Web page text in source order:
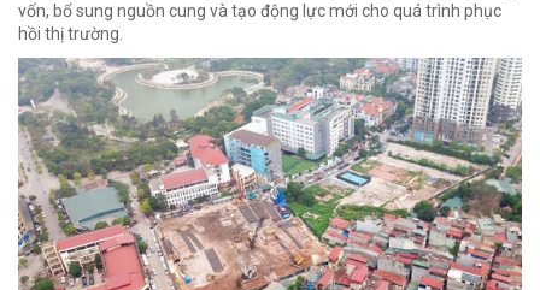
vốn, bổ sung nguồn cung và tạo động lực mới cho quá trình phục
hồi thị trường.